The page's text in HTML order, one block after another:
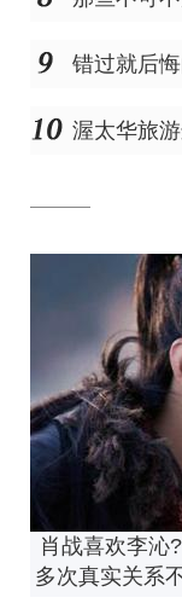
错过就后
渥太华旅
肖战喜欢李沁
多次真实关系